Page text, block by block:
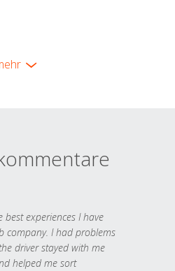
best experiences I have
company. I had problems
driver stayed with me
helped me sort